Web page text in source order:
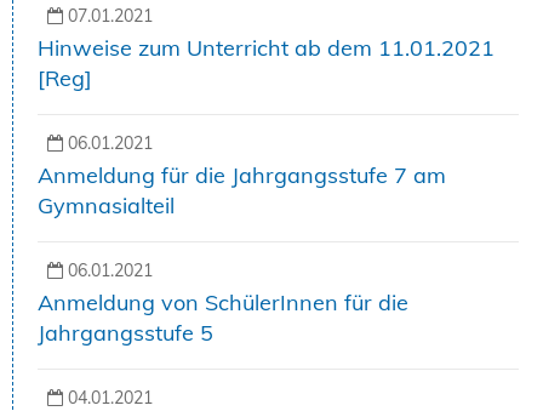
07.01.2021
Hinweise zum Unterricht ab dem 11.01.2021
[Reg]
06.01.2021
Anmeldung für die Jahrgangsstufe 7 am
Gymnasialteil
06.01.2021
Anmeldung von SchülerInnen für die
Jahrgangsstufe 5
04.01.2021